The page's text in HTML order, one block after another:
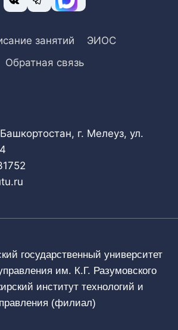
занятий
ЭИОС
Обратная связь
г. Мелеуз, ул.
государственный университет
им. К.Г. Разумовского
институт технологий и
(филиал)